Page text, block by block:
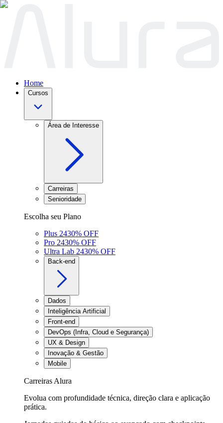
Home
Cursos
Área de Interesse
Carreiras
Senioridade
Escolha seu Plano
Plus 2430% OFF
Pro 2430% OFF
Ultra Lab 2430% OFF
Back-end
Dados
Inteligência Artificial
Front-end
DevOps (Infra, Cloud e Segurança)
UX & Design
Inovação & Gestão
Mobile
Carreiras Alura
Evolua com profundidade técnica, direção clara e aplicação
prática.